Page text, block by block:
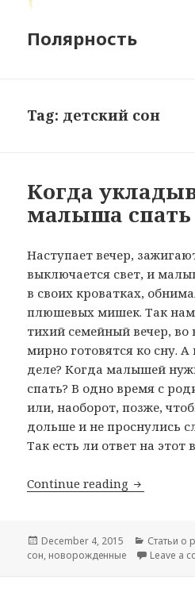
Полярность
Tag: детский сон
Когда
малыша спать
Наступает вечер,
выключается свет, и
в своих кроватках,
плюшевых мишек. Так нам
тихий семейный вечер, во
мирно готовятся ко сну.
деле? Когда малышей
спать? В одно время с
или, наоборот, позже,
дольше и не проснулись
Так есть ли ответ на этот
Continue reading Когда
Posted
on
December 4, 2015 Статьи о
сон, новорожденные Leave a